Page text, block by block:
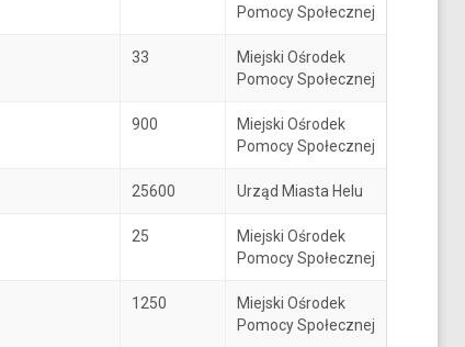
Pomocy Społecznej
33
Miejski Ośrodek
Pomocy Społecznej
900
Miejski Ośrodek
Pomocy Społecznej
25600 Urząd Miasta Helu
25
Miejski Ośrodek
Pomocy Społecznej
1250
Miejski Ośrodek
Pomocy Społecznej